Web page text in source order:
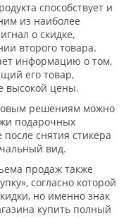
способствует и
из наиболее
о скидке,
второго товара.
информацию о том,
его товар,
высокой цены.
решениям можно
подарочных
после снятия стикера
вид.
продаж также
согласно которой
но именно знак
купить полный